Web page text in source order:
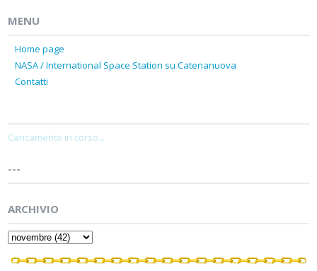
MENU
Home page
NASA / International Space Station su Catenanuova
Contatti
Caricamento in corso...
---
ARCHIVIO